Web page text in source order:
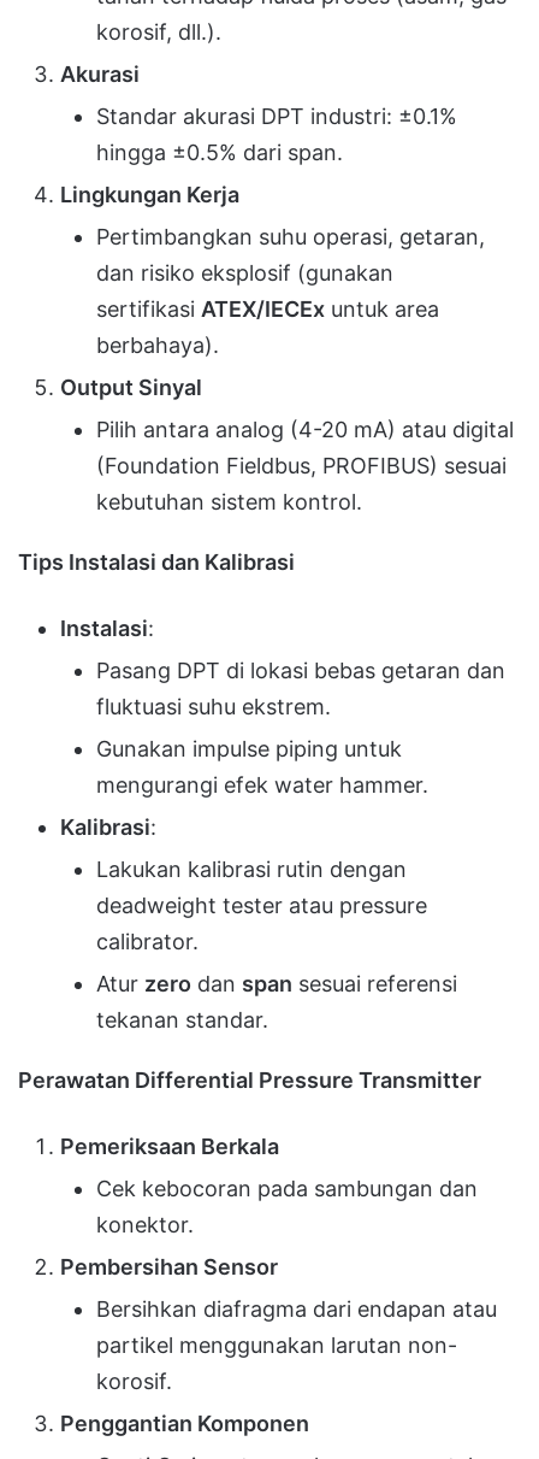
korosif, dll.).
Akurasi
Standar akurasi DPT industri: ±0.1%
hingga ±0.5% dari span.
Lingkungan Kerja
Pertimbangkan suhu operasi, getaran,
dan risiko eksplosif (gunakan
sertifikasi ATEX/IECEx untuk area
berbahaya).
Output Sinyal
Pilih antara analog (4-20 mA) atau digital
(Foundation Fieldbus, PROFIBUS) sesuai
kebutuhan sistem kontrol.
Tips Instalasi dan Kalibrasi
Instalasi:
Pasang DPT di lokasi bebas getaran dan
fluktuasi suhu ekstrem.
Gunakan impulse piping untuk
mengurangi efek water hammer.
Kalibrasi:
Lakukan kalibrasi rutin dengan
deadweight tester atau pressure
calibrator.
Atur zero dan span sesuai referensi
tekanan standar.
Perawatan Differential Pressure Transmitter
Pemeriksaan Berkala
Cek kebocoran pada sambungan dan
konektor.
Pembersihan Sensor
Bersihkan diafragma dari endapan atau
partikel menggunakan larutan non-
korosif.
Penggantian Komponen